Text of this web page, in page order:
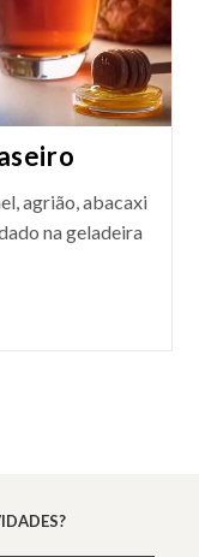
agrião, abacaxi
na geladeira